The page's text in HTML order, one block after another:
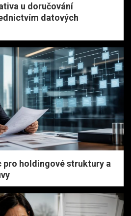
u doručování
datových
pro holdingové struktury a